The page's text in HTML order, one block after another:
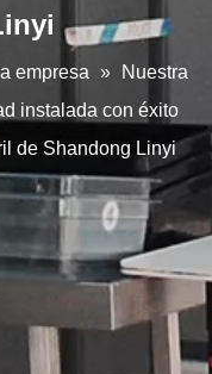
empresa »
Nuestra
instalada con éxito
de Shandong Linyi